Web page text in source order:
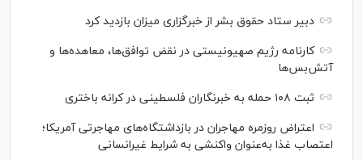
دبیر ستاد حقوق بشر از خبرگزاری میزان بازدید کرد
کارنامه رژیم صهیونیستی در نقض توافق‌ها، معاهده‌ها و
آتش‌بس‌ها
ثبت ۱۰۸ حمله به خبرنگاران فلسطینی در کرانه باختری
اعتراض‌ روزمره مهاجران در بازداشتگاه‌های مهاجرتی آمریکا؛
اعتصاب غذا به‌عنوان واکنشی به شرایط غیرانسانی